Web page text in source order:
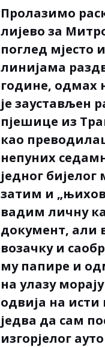
Пролазимо
лијево за
поглед мјесто
линијама
године, одмах
је заустављен
пјешице из
као
непуних
једног
затим и
вадим личну
документ, али
возачку и
му папире и
на улазу
одвија на
једва да сам
изгорјелог